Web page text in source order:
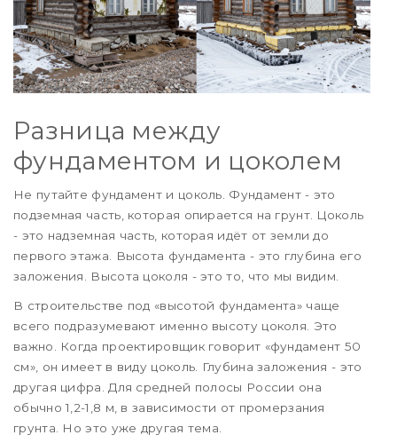
Разница между
фундаментом и цоколем
Не путайте фундамент и цоколь. Фундамент - это
подземная часть, которая опирается на грунт. Цоколь
- это надземная часть, которая идёт от земли до
первого этажа. Высота фундамента - это глубина его
заложения. Высота цоколя - это то, что мы видим.
В строительстве под «высотой фундамента» чаще
всего подразумевают именно высоту цоколя. Это
важно. Когда проектировщик говорит «фундамент 50
см», он имеет в виду цоколь. Глубина заложения - это
другая цифра. Для средней полосы России она
обычно 1,2-1,8 м, в зависимости от промерзания
грунта. Но это уже другая тема.